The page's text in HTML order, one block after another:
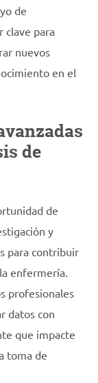
de
clave para
nuevos
en el
de
de
y
para contribuir
enfermería.
profesionales
datos con
que impacte
toma de